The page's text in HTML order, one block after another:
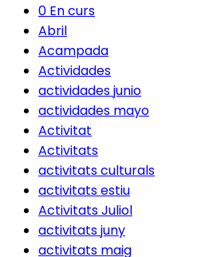
0 En curs
Abril
Acampada
Actividades
actividades junio
actividades mayo
Activitat
Activitats
activitats culturals
activitats estiu
Activitats Juliol
activitats juny
activitats maig